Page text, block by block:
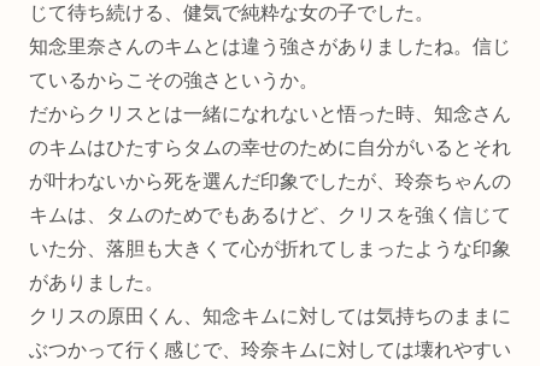
じて待ち続ける、健気で純粋な女の子でした。
知念里奈さんのキムとは違う強さがありましたね。信じ
ているからこその強さというか。
だからクリスとは一緒になれないと悟った時、知念さん
のキムはひたすらタムの幸せのために自分がいるとそれ
が叶わないから死を選んだ印象でしたが、玲奈ちゃんの
キムは、タムのためでもあるけど、クリスを強く信じて
いた分、落胆も大きくて心が折れてしまったような印象
がありました。
クリスの原田くん、知念キムに対しては気持ちのままに
ぶつかって行く感じで、玲奈キムに対しては壊れやすい